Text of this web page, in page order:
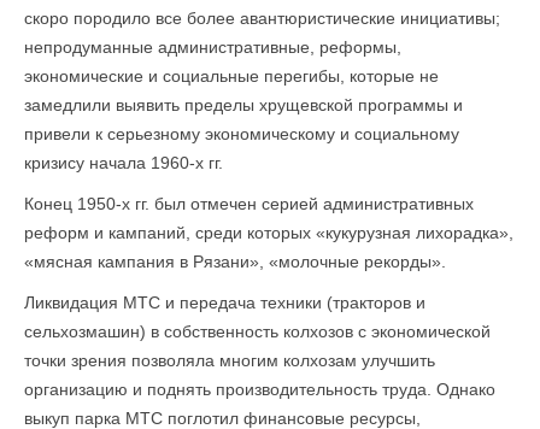
скоро породило все более авантюристические инициативы;
непродуманные административные, реформы,
экономические и социальные перегибы, которые не
замедлили выявить пределы хрущевской программы и
привели к серьезному экономическому и социальному
кризису начала 1960-х гг.
Конец 1950-х гг. был отмечен серией административных
реформ и кампаний, среди которых «кукурузная лихорадка»,
«мясная кампания в Рязани», «молочные рекорды».
Ликвидация МТС и передача техники (тракторов и
сельхозмашин) в собственность колхозов с экономической
точки зрения позволяла многим колхозам улучшить
организацию и поднять производительность труда. Однако
выкуп парка МТС поглотил финансовые ресурсы,